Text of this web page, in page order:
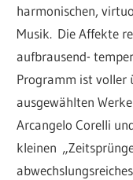
harmonischen,
Musik. Die Affekte
aufbrausend-
Programm ist voller
ausgewählten
Arcangelo Corelli
kleinen